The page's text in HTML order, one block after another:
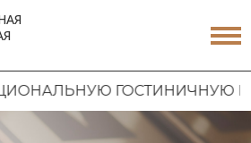
ГОСТИНИЧНУЮ